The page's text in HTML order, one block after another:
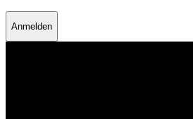
Anmelden